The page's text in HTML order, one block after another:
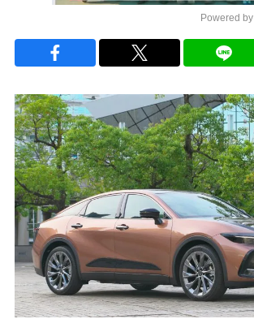
Powered by